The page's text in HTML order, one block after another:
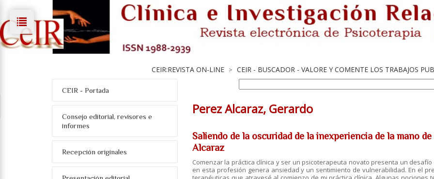
CEIR:REVISTA ON-LINE > CEIR - BUSCADOR - VALORE Y COMENTE LOS TRABAJOS
CEIR - Portada
Consejo editorial, revisores e
informes
Recepción originales
Perez Alcaraz, Gerardo
Saliendo de la oscuridad de la inexperiencia de la mano
Alcaraz
Comenzar la práctica clínica y ser un psicoterapeuta novato presenta un
en esta profesión genera ansiedad y un sentimiento de vulnerabilidad. En el